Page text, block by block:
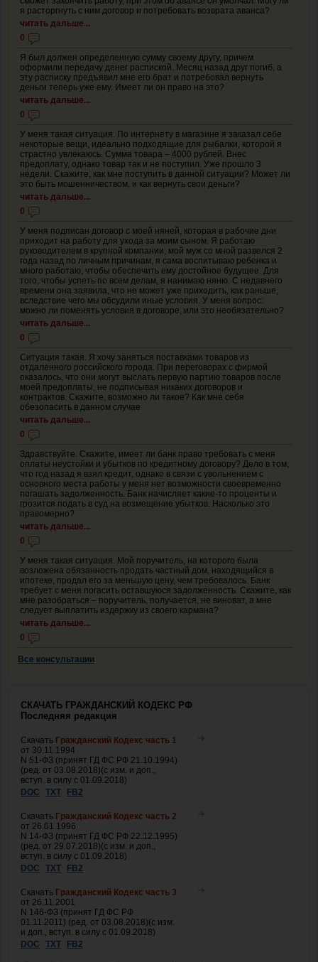
я расторгнуть с ним договор и потребовать возврата аванса?
читать дальше...
0
Я был должен определенную сумму своему другу, причем
оформили передачу денег распиской. Месяц назад друг погиб, а
эту расписку предъявил мне его брат и потребовал вернуть
деньги теперь уже ему. Имеет ли он право на это?
читать дальше...
0
У меня такая ситуация. По интернету в магазине я заказал себе
некоторые вещи, идеально подходящие для рыбалки, которой я
страстно увлекаюсь. Сумма товара – 4000 рублей. Внес
предоплату, однако товар так и не поступил. Уже прошло 3
недели. Скажите, как мне поступить в данной ситуации? Может ли
это быть мошенничеством, и как вернуть свои деньги?
читать дальше...
0
У меня подписан договор с моей няней, которая в рабочие дни
приходит на работу для ухода за моим сыном. Я работаю
руководителем в крупной компании, мой муж со мной развелся 2
года назад по личным причинам, я сама воспитываю ребенка и
много работаю, чтобы обеспечить ему достойное будущее. Для
того, чтобы успеть по всем делам, я нанимаю няню. С недавнего
времени она заявила, что не может уже приходить, как раньше,
вследствие чего мы обсудили иные условия. У меня вопрос:
можно ли поменять условия в договоре, или это необязательно?
читать дальше...
0
Ситуация такая. Я хочу заняться поставками товаров из
отдаленного российского города. При переговорах с фирмой
оказалось, что они могут выслать первую партию товаров после
моей предоплаты, не подписывая никаких договоров и
контрактов. Скажите, возможно ли такое? Как мне себя
обезопасить в данном случае
читать дальше...
0
Здравствуйте. Скажите, имеет ли банк право требовать с меня
оплаты неустойки и убытков по кредитному договору? Дело в том,
что год назад я взял кредит, однако в связи с увольнением с
основного места работы у меня нет возможности своевременно
погашать задолженность. Банк начисляет какие-то проценты и
грозится подать в суд на возмещение убытков. Насколько это
правомерно?
читать дальше...
0
У меня такая ситуация. Мой поручитель, на которого была
возложена обязанность продать частный дом, находящийся в
ипотеке, продал его за меньшую цену, чем требовалось. Банк
требует с меня погасить оставшуюся задолженность. Скажите, как
мне разобраться – поручитель, получается, не виноват, а мне
следует выплатить издержку из своего кармана?
читать дальше...
0
Все консультации
СКАЧАТЬ ГРАЖДАНСКИЙ КОДЕКС РФ
Последняя редакция
Скачать Гражданский Кодекс часть 1
от 30.11.1994
N 51-ФЗ (принят ГД ФС РФ 21.10.1994)
(ред. от 03.08.2018)(с изм. и доп.,
вступ. в силу с 01.09.2018)
DOC
TXT FB2
Скачать Гражданский Кодекс часть 2
от 26.01.1996
N 14-ФЗ (принят ГД ФС РФ 22.12.1995)
(ред. от 29.07.2018)(с изм. и доп.,
вступ. в силу с 01.09.2018)
DOC
TXT FB2
Скачать Гражданский Кодекс часть 3
от 26.11.2001
N 146-ФЗ (принят ГД ФС РФ
01.11.2011) (ред. от 03.08.2018)(с изм.
и доп., вступ. в силу с 01.09.2018)
DOC
TXT FB2